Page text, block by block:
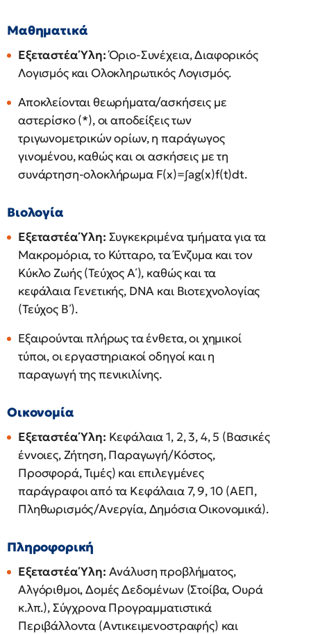
Μαθηματικά
Εξεταστέα Ύλη:Όριο-Συνέχεια, Διαφορικός
Λογισμός και Ολοκληρωτικός Λογισμός.
Αποκλείονται θεωρήματα/ασκήσεις με
αστερίσκο (*), οι αποδείξεις των
τριγωνομετρικών ορίων, η παράγωγος
γινομένου, καθώς και οι ασκήσεις με τη
συνάρτηση-ολοκλήρωμα F(x)=∫ag(x)​f(t)dt.
Βιολογία
Εξεταστέα Ύλη: Συγκεκριμένα τμήματα για τα
Μακρομόρια, το Κύτταρο, τα Ένζυμα και τον
Κύκλο Ζωής (Τεύχος Α΄), καθώς και τα
κεφάλαια Γενετικής, DNA και Βιοτεχνολογίας
(Τεύχος Β΄).
Εξαιρούνται πλήρως τα ένθετα, οι χημικοί
τύποι, οι εργαστηριακοί οδηγοί και η
παραγωγή της πενικιλίνης.
Οικονομία
Εξεταστέα Ύλη: Κεφάλαια 1, 2, 3, 4, 5 (Βασικές
έννοιες, Ζήτηση, Παραγωγή/Κόστος,
Προσφορά, Τιμές) και επιλεγμένες
παράγραφοι από τα Κεφάλαια 7, 9, 10 (ΑΕΠ,
Πληθωρισμός/Ανεργία, Δημόσια Οικονομικά).
Πληροφορική
Εξεταστέα Ύλη: Ανάλυση προβλήματος,
Αλγόριθμοι, Δομές Δεδομένων (Στοίβα, Ουρά
κ.λπ.), Σύγχρονα Προγραμματιστικά
Περιβάλλοντα (Αντικειμενοστραφής) και